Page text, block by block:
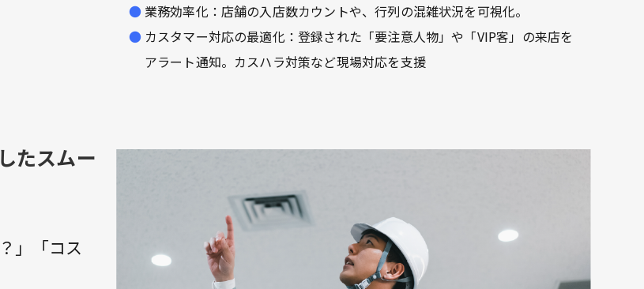
業務効率化：店舗の入店数カウントや、行列の混雑状況を可視化。
カスタマー対応の最適化：登録された「要注意人物」や「VIP客」の来店を
アラート通知。カスハラ対策など現場対応を支援
たスムー
」「コス